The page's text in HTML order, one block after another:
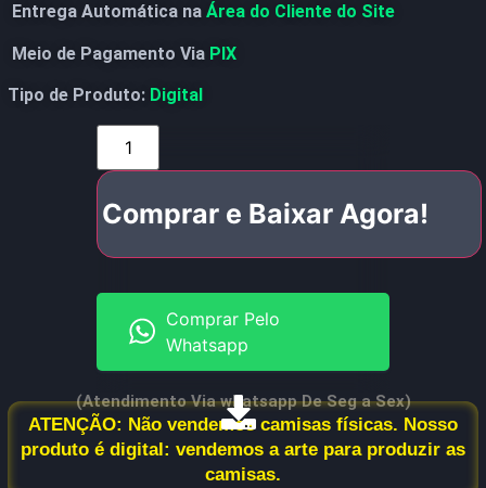
Entrega Automática na Área do Cliente do Site
Meio de Pagamento Via PIX
Tipo de Produto: Digital
Comprar e Baixar Agora!
Comprar Pelo
Whatsapp
(Atendimento Via whatsapp De Seg a Sex)
ATENÇÃO: Não vendemos camisas físicas. Nosso
produto é digital: vendemos a arte para produzir as
camisas.